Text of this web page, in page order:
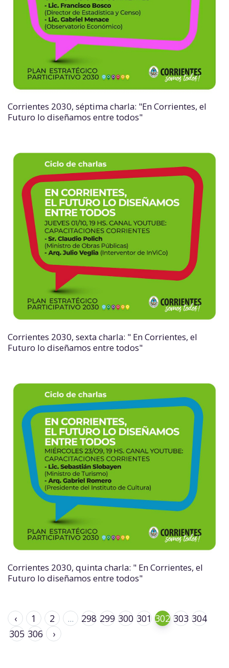
Corrientes 2030, séptima charla: "En Corrientes, el
Futuro lo diseñamos entre todos"
Corrientes 2030, sexta charla: " En Corrientes, el
Futuro lo diseñamos entre todos"
Corrientes 2030, quinta charla: " En Corrientes, el
Futuro lo diseñamos entre todos"
‹ 1 2 ... 298 299 300 301 302 303 304
305 306 ›